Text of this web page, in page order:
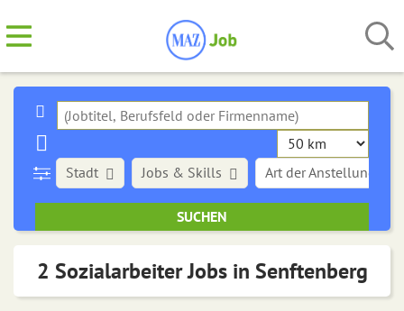
Stadt Art der Anstellung
Jobs & Skills
2 Sozialarbeiter Jobs in Senftenberg